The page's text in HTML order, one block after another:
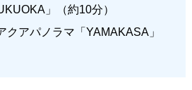
」（約10分）
アパノラマ「YAMAKASA」